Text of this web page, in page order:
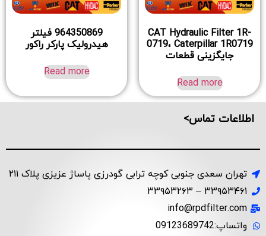
CAT Hydraulic Filter 1R-
0719، Caterpillar 1R0719
جایگزینی قطعات
Read more
964350869 فیلتر
هیدرولیک پارکر راکور
Read more
اطلاعات تماس>
تهران سعدی جنوبی کوچه ترابی گودرزی پاساژ عزیزی پلاک ۲۱۱
۳۳۹۵۳۴۶۱ – ۳۳۹۵۳۲۶۳
info@rpdfilter.com
واتساپ:09123689742